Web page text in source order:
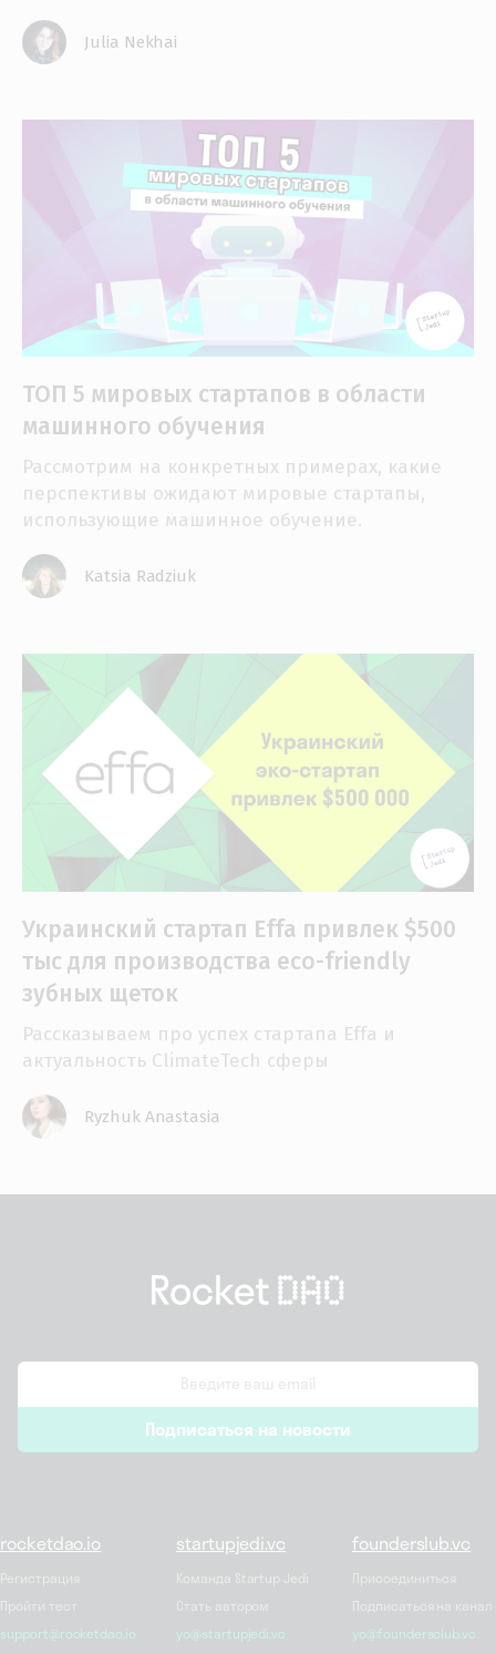
Julia Nekhai
ТОП 5 мировых стартапов в области
машинного обучения
Рассмотрим на конкретных примерах, какие
перспективы ожидают мировые стартапы,
использующие машинное обучение.
Katsia Radziuk
Украинский стартап Effa привлек $500
тыс для производства eco-friendly
зубных щеток
Рассказываем про успех стартапа Effa и
актуальность ClimateTech сферы
Ryzhuk Anastasia
*
Подписаться на новости
rocketdao.io
Регистрация
Пройти тест
support@rocketdao.io
startupjedi.vc
Команда Startup Jedi
Стать автором
yo@startupjedi.vc
founderslub.vc
Присоединиться
Подписаться на канал
yo@foundersclub.vc